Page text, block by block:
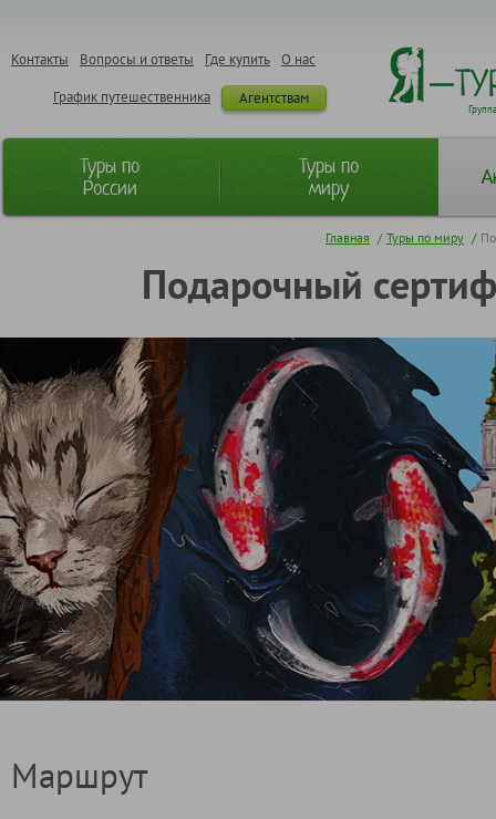
О нас
Где купить
Вопросы и ответы
Контакты
Агентствам
График путешественника
Туры по
России
Туры по
миру
Главная / Туры по миру /
Подарочный
Маршрут